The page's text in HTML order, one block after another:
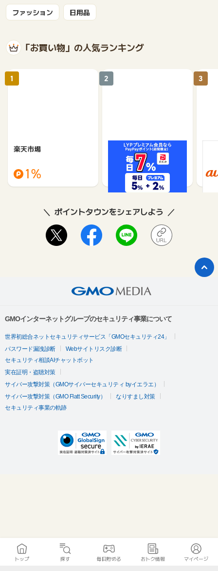
ファッション 日用品
「お買い物」の人気ランキング
楽天市場
1%
1
Yahoo!ショッピング
1%
2 3
ポイントタウンをシェアしよう
GMOインターネットグループのセキュリティ事業について
世界初総合ネットセキュリティサービス「GMOセキュリティ24」
パスワード漏洩診断
Webサイトリスク診断
セキュリティ相談AIチャットボット
実在証明・盗聴対策
サイバー攻撃対策（GMOサイバーセキュリティ byイエラエ）
サイバー攻撃対策（GMO Flatt Security）
なりすまし対策
セキュリティ事業の軌跡
トップ 探す 毎日貯める おトク情報 マイページ